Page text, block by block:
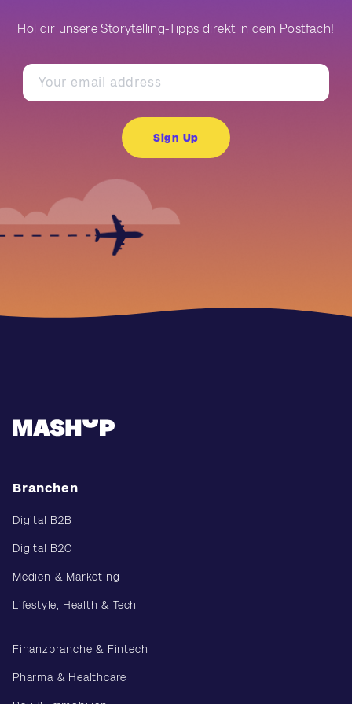
Hol dir unsere Storytelling-Tipps direkt in dein Postfach!
Branchen
Digital B2B
Digital B2C
Medien & Marketing
Lifestyle, Health & Tech
Finanzbranche & Fintech
Pharma & Healthcare